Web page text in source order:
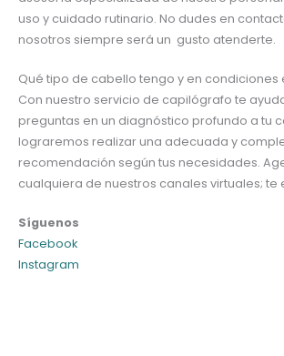
uso y cuidado rutinario. No dudes en
nosotros siempre será un gusto atenderte.
Qué tipo de cabello tengo y en condiciones
Con nuestro servicio de capilógrafo te
preguntas en un diagnóstico profundo a tu
lograremos realizar una adecuada y
recomendación según tus necesidades.
cualquiera de nuestros canales virtuales; te
Síguenos
Facebook
Instagram